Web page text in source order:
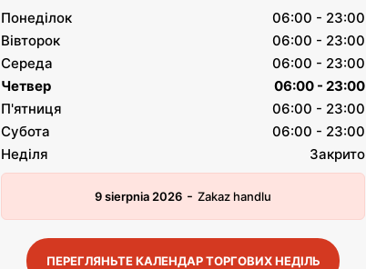
Понеділок
06:00 - 23:00
Вівторок
06:00 - 23:00
Середа
06:00 - 23:00
Четвер
06:00 - 23:00
П'ятниця
06:00 - 23:00
Субота
06:00 - 23:00
Неділя
Закрито
9 sierpnia 2026 - Zakaz handlu
ПЕРЕГЛЯНЬТЕ КАЛЕНДАР ТОРГОВИХ НЕДІЛЬ